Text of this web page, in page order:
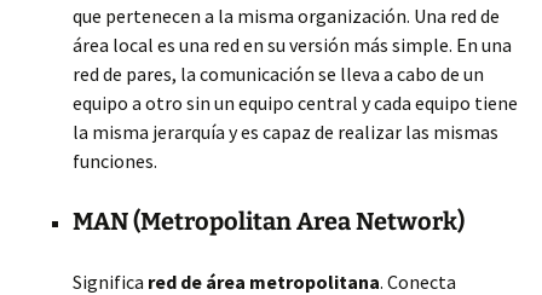
que pertenecen a la misma organización. Una red de
área local es una red en su versión más simple. En una
red de pares, la comunicación se lleva a cabo de un
equipo a otro sin un equipo central y cada equipo tiene
la misma jerarquía y es capaz de realizar las mismas
funciones.
MAN (Metropolitan Area Network)
Significa red de área metropolitana. Conecta